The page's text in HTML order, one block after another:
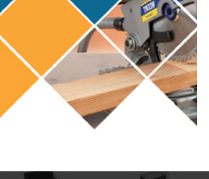
Фреза для пазов HM Virutex D 21 мм (для
FC116U)
0
4 169 р.